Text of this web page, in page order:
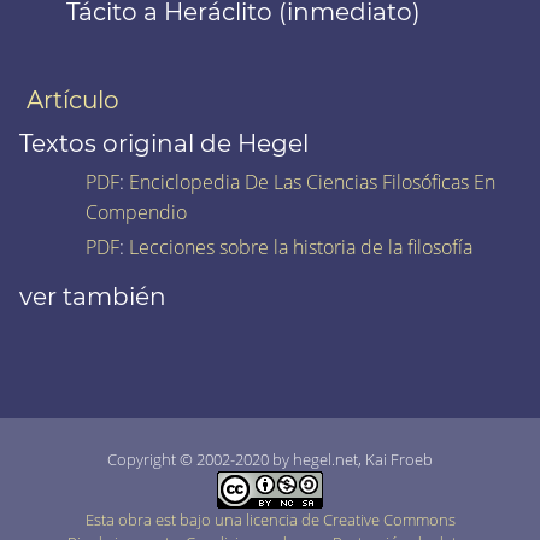
Tácito a Heráclito (inmediato)
Artículo
Textos original de Hegel
PDF: Enciclopedia De Las Ciencias Filosóficas En
Compendio
PDF: Lecciones sobre la historia de la filosofía
ver también
Copyright © 2002-2020 by hegel.net, Kai Froeb
Esta obra est bajo una licencia de Creative Commons